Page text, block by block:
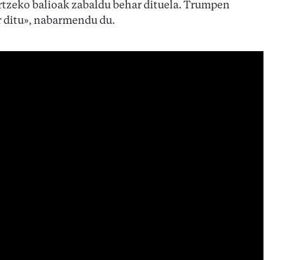
balioak zabaldu behar dituela. Trumpen
nabarmendu du.